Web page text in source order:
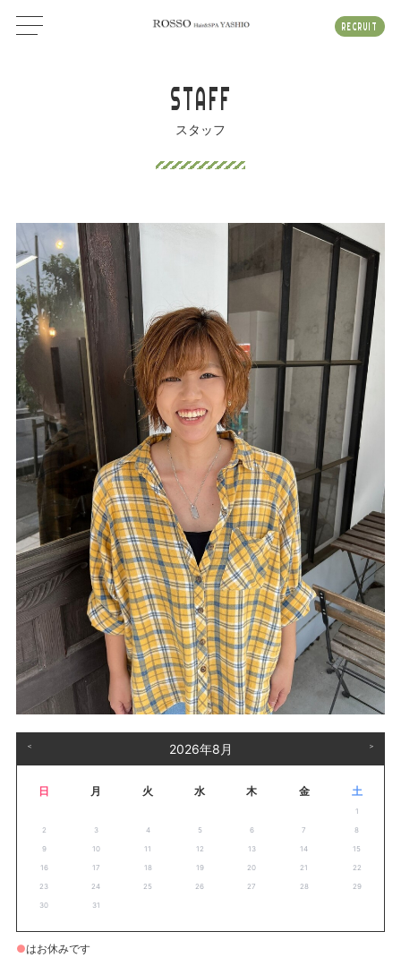
RECRUIT
STAFF
スタッフ
＜ 2026年8月 ＞
日 月 火 水 木 金 土
1
2 3 4 5 6 7 8
9 10 11 12 13 14 15
16 17 18 19 20 21 22
23 24 25 26 27 28 29
30 31
●はお休みです